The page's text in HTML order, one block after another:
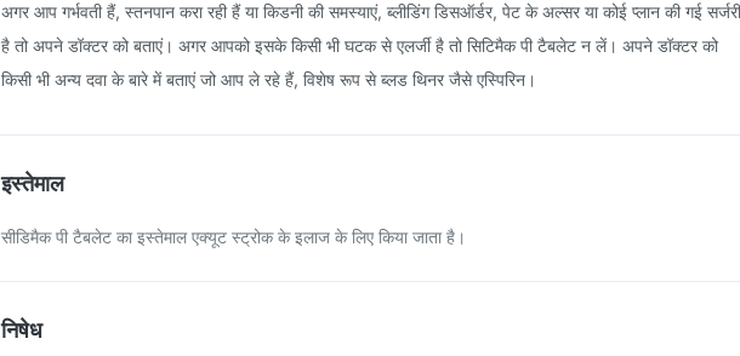
अगर आप गर्भवती हैं, स्तनपान करा रही हैं या किडनी की समस्याएं, ब्लीडिंग डिसऑर्डर, पेट के अल्सर या कोई प्लान की गई सर्जरी
है तो अपने डॉक्टर को बताएं। अगर आपको इसके किसी भी घटक से एलर्जी है तो सिटिमैक पी टैबलेट न लें। अपने डॉक्टर को
किसी भी अन्य दवा के बारे में बताएं जो आप ले रहे हैं, विशेष रूप से ब्लड थिनर जैसे एस्पिरिन।
इस्तेमाल
सीडिमैक पी टैबलेट का इस्तेमाल एक्यूट स्ट्रोक के इलाज के लिए किया जाता है।
निषेध